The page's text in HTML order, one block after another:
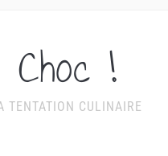
Choc !
TENTATION CULINAIRE